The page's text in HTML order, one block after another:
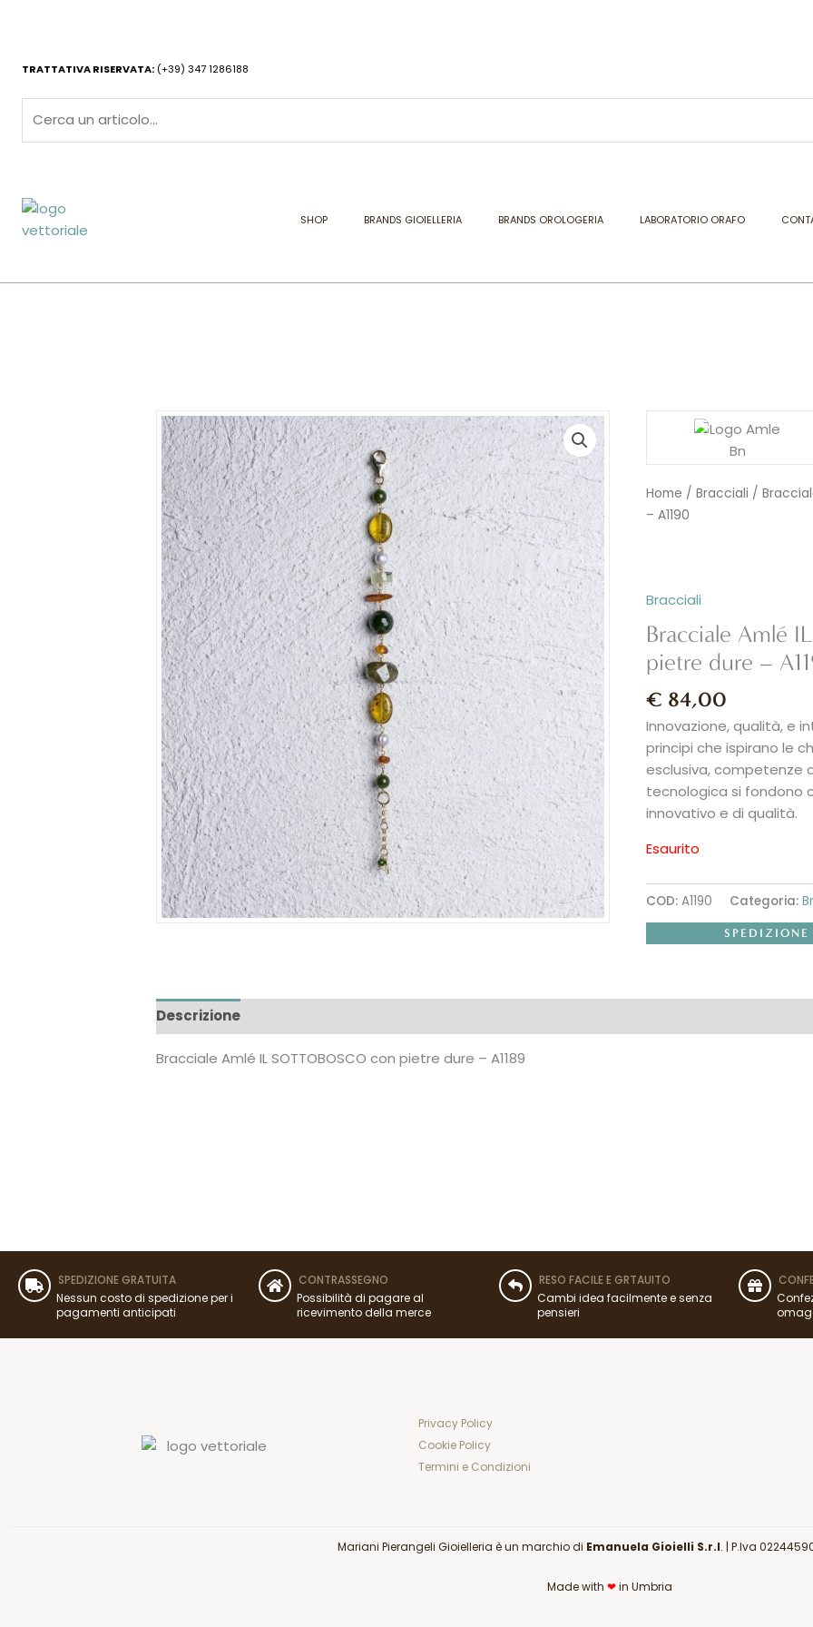
TRATTATIVA RISERVATA: (+39) 347 1286188
SHOP BRANDS GIOIELLERIA BRANDS OROLOGERIA LABORATORIO ORAFO
Home / Bracciali /
– A1190
Bracciali
Bracciale Amlé
pietre dure –
€ 84,00
Innovazione, qualità, e
principi che ispirano le
esclusiva, competenze
tecnologica si fondono
innovativo e di qualità.
Esaurito
COD: A1190 Categoria:
Descrizione
Bracciale Amlé IL SOTTOBOSCO con pietre dure – A1189
SPEDIZIONE GRATUITA
Nessun costo di spedizione per i
pagamenti anticipati
CONTRASSEGNO
Possibilità di pagare al
ricevimento della merce
RESO FACILE E GRTAUITO
Cambi idea facilmente e senza
pensieri
Privacy Policy
Cookie Policy
Termini e Condizioni
Mariani Pierangeli Gioielleria è un marchio di Emanuela Gioielli S.r.l. | P.Iva
Made with ❤in Umbria